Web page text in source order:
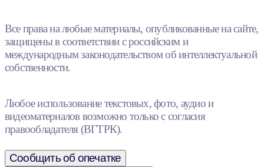
Все права на любые материалы, опубликованные на сайте,
защищены в соответствии с российским и
международным законодательством об интеллектуальной
собственности.
Любое использование текстовых, фото, аудио и
видеоматериалов возможно только с согласия
правообладателя (ВГТРК).
Сообщить об опечатке